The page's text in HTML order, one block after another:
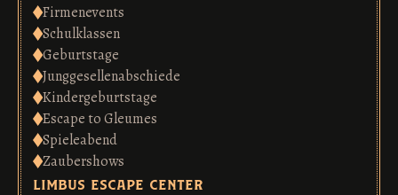
Firmenevents
Schulklassen
Geburtstage
Junggesellenabschiede
Kindergeburtstage
Escape to Gleumes
Spieleabend
Zaubershows
limbus escape center